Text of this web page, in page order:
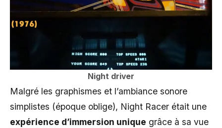
Night driver
Malgré les graphismes et l’ambiance sonore
simplistes (époque oblige), Night Racer était une
expérience d’immersion unique grâce à sa vue